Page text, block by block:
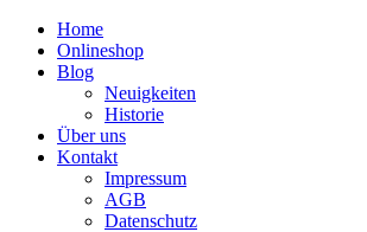
Home
Onlineshop
Blog
Neuigkeiten
Historie
Über uns
Kontakt
Impressum
AGB
Datenschutz